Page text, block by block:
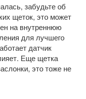
забудьте об
щеток, это может
на внутреннюю
для лучшего
датчик
Еще щетка
это тоже не